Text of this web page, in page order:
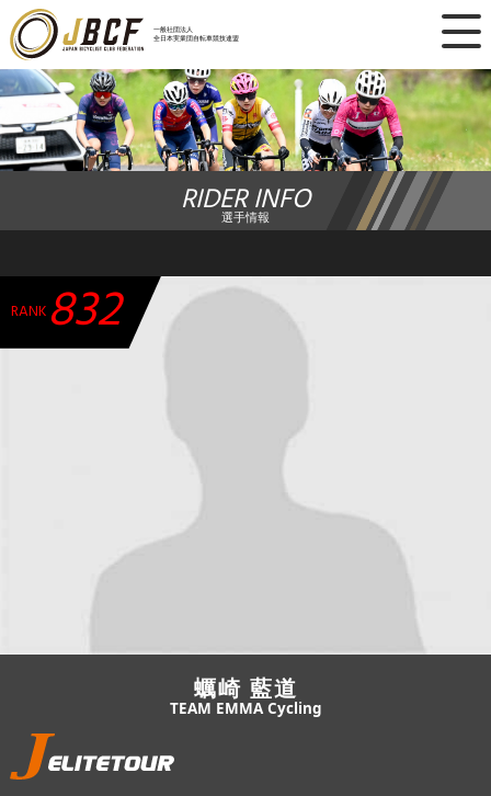
一般社団法人
全日本実業団自転車競技連盟
×
ニュース
レース日程
ランキング
チーム・選手
加盟・登録
エントリー
JBCF ROAD SERIESとは
RIDER INFO
選手情報
RANK 832
蠣崎 藍道
TEAM EMMA Cycling